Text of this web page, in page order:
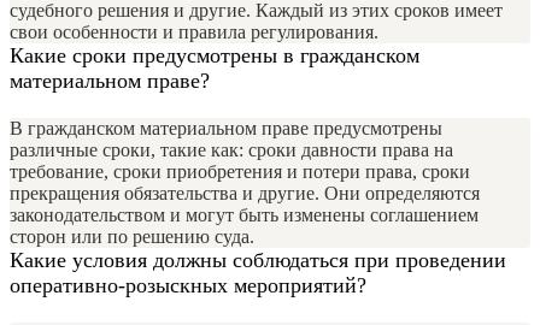
судебного решения и другие. Каждый из этих сроков имеет
свои особенности и правила регулирования.
Какие сроки предусмотрены в гражданском
материальном праве?
В гражданском материальном праве предусмотрены
различные сроки, такие как: сроки давности права на
требование, сроки приобретения и потери права, сроки
прекращения обязательства и другие. Они определяются
законодательством и могут быть изменены соглашением
сторон или по решению суда.
Какие условия должны соблюдаться при проведении
оперативно-розыскных мероприятий?